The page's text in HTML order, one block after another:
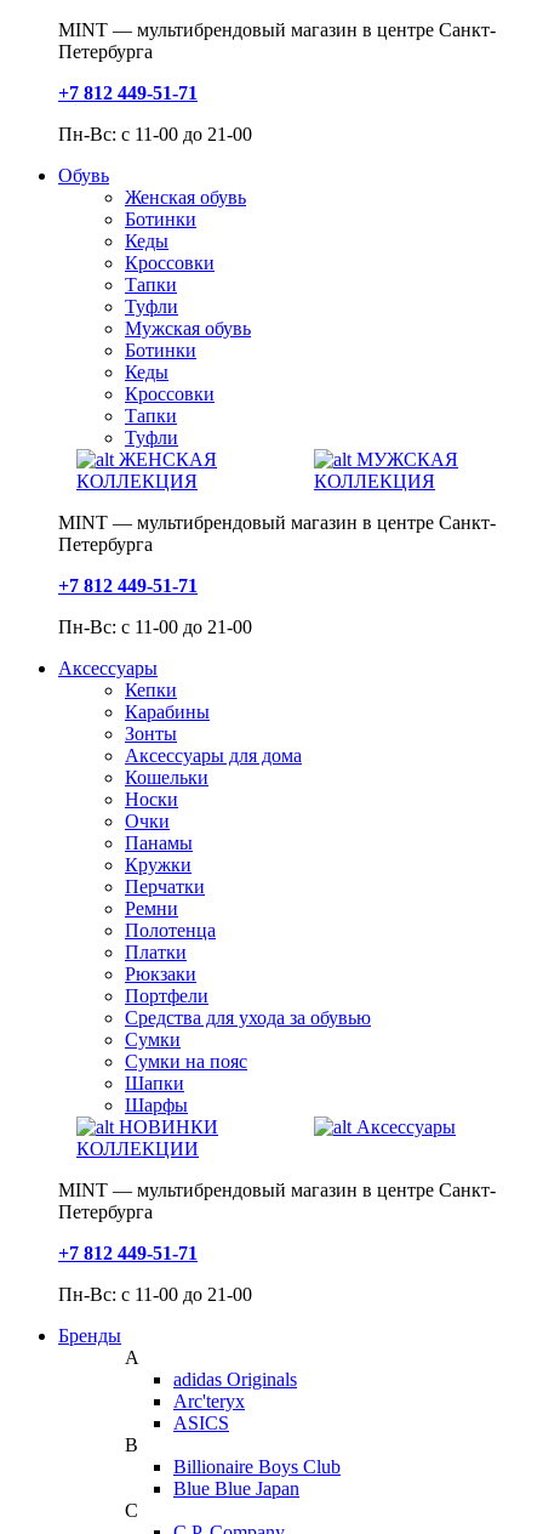
MINT — мультибрендовый магазин в центре Санкт-
Петербурга
+7 812 449-51-71
Пн-Вс: с 11-00 до 21-00
Обувь
Женская обувь
Ботинки
Кеды
Кроссовки
Тапки
Туфли
Мужская обувь
Ботинки
Кеды
Кроссовки
Тапки
Туфли
ЖЕНСКАЯ
КОЛЛЕКЦИЯ
МУЖСКАЯ
КОЛЛЕКЦИЯ
MINT — мультибрендовый магазин в центре Санкт-
Петербурга
+7 812 449-51-71
Пн-Вс: с 11-00 до 21-00
Аксессуары
Кепки
Карабины
Зонты
Аксессуары для дома
Кошельки
Носки
Очки
Панамы
Кружки
Перчатки
Ремни
Полотенца
Платки
Рюкзаки
Портфели
Средства для ухода за обувью
Сумки
Сумки на пояс
Шапки
Шарфы
НОВИНКИ
КОЛЛЕКЦИИ
Аксессуары
MINT — мультибрендовый магазин в центре Санкт-
Петербурга
+7 812 449-51-71
Пн-Вс: с 11-00 до 21-00
Бренды
A
adidas Originals
Arc'teryx
ASICS
B
Billionaire Boys Club
Blue Blue Japan
C